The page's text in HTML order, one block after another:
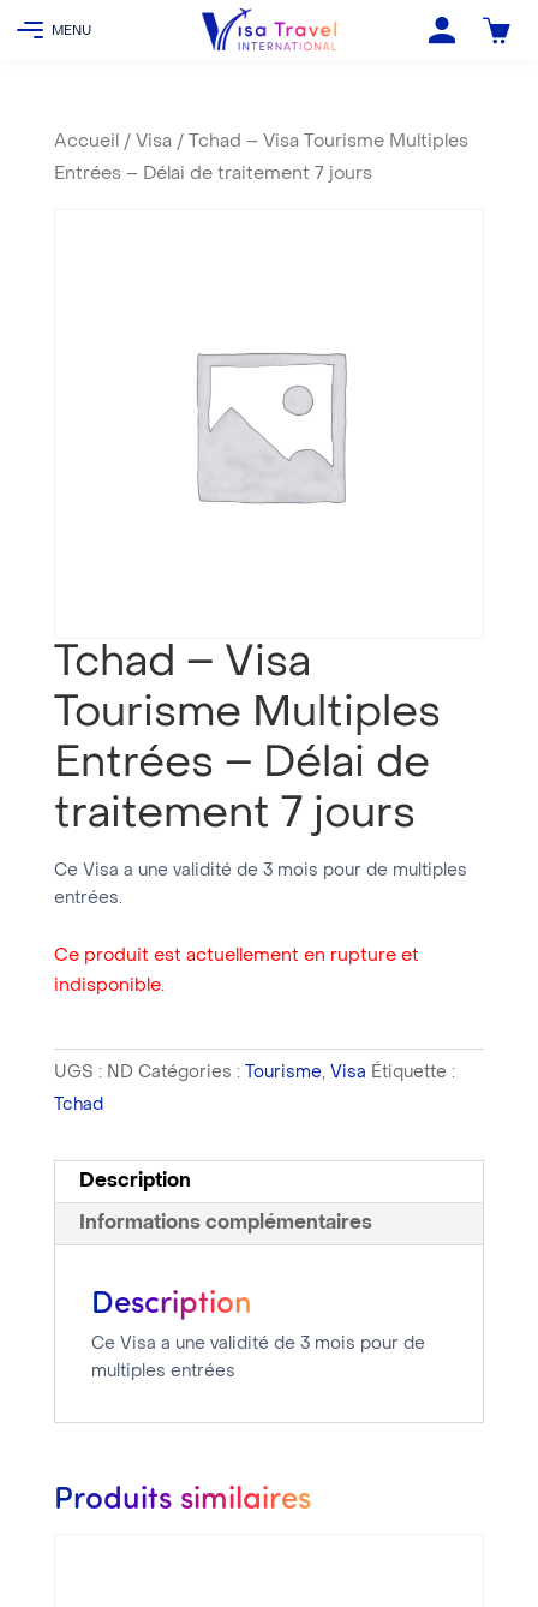
Accueil / Visa / Tchad – Visa Tourisme Multiples
Entrées – Délai de traitement 7 jours
Tchad – Visa
Tourisme Multiples
Entrées – Délai de
traitement 7 jours
Ce Visa a une validité de 3 mois pour de multiples
entrées.
Ce produit est actuellement en rupture et
indisponible.
UGS : ND Catégories : Tourisme, Visa Étiquette :
Tchad
Description
Informations complémentaires
Description
Ce Visa a une validité de 3 mois pour de
multiples entrées
Produits similaires